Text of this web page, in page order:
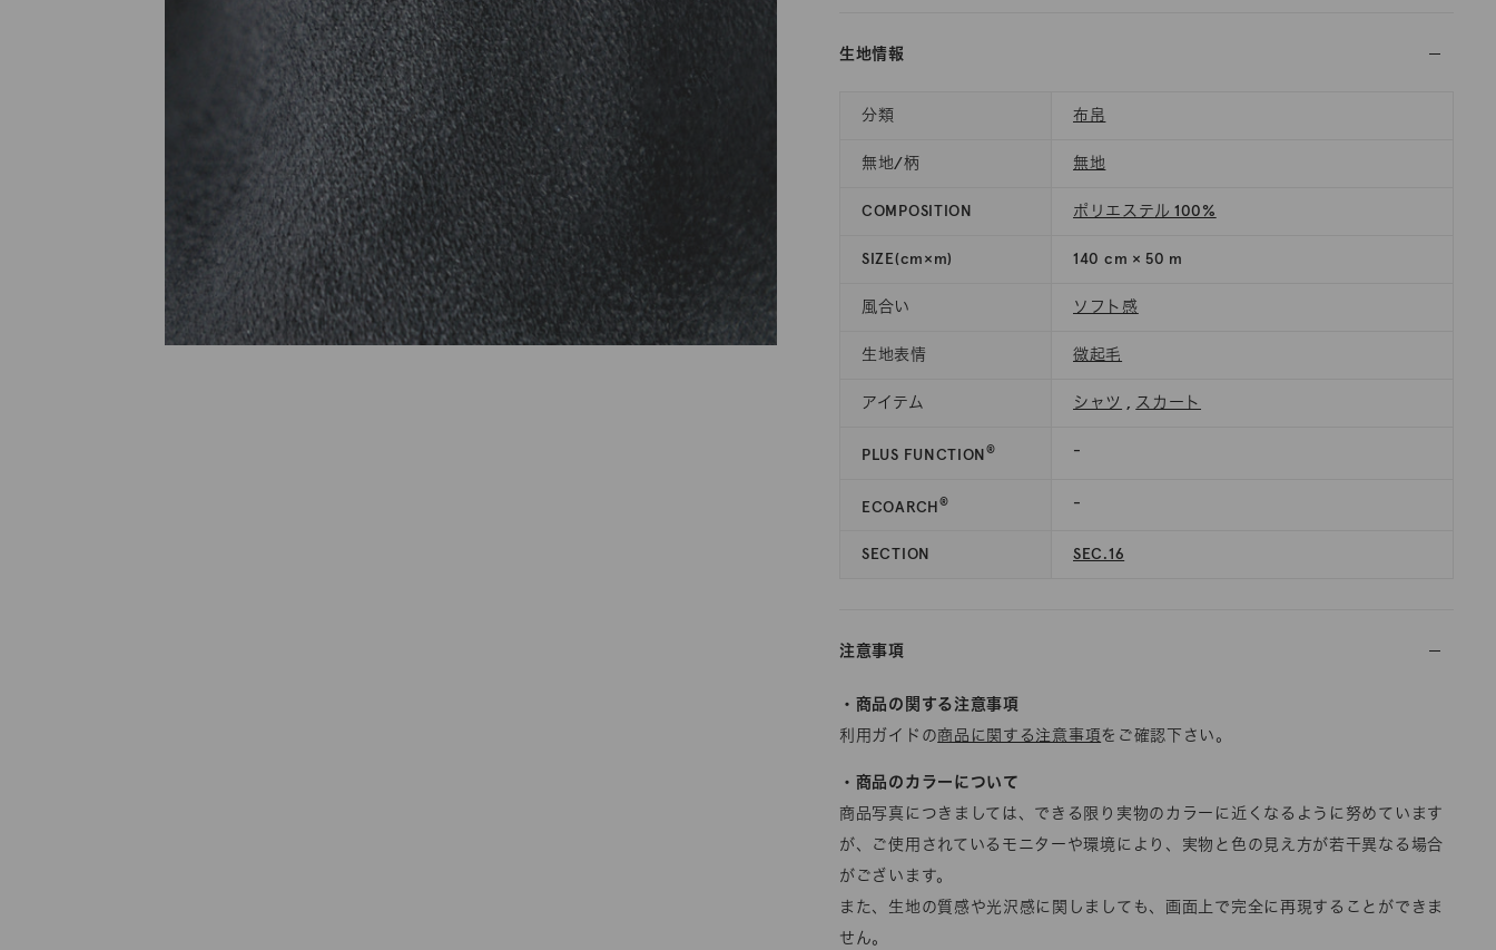
生地情報
分類 布帛
無地/柄 無地
COMPOSITION ポリエステル 100%
SIZE(cm×m) 140 cm × 50 m
風合い ソフト感
生地表情 微起毛
アイテム シャツ , スカート
PLUS FUNCTION® -
ECOARCH® -
SECTION SEC.16
注意事項
・商品の関する注意事項
利用ガイドの商品に関する注意事項をご確認下さい。
・商品のカラーについて
商品写真につきましては、できる限り実物のカラーに近くなるように努めています
が、ご使用されているモニターや環境により、実物と色の見え方が若干異なる場合
がございます。
また、生地の質感や光沢感に関しましても、画面上で完全に再現することができま
せん。